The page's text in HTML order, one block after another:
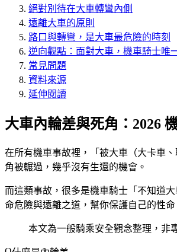
絕對別待在大車轉彎內側
遠離大車的原則
路口與轉彎，是大車最危險的時刻
逆向觀點：面對大車，機車騎士
常見問題
資料來源
延伸閱讀
大車內輪差與死角：2026
在所有機車事故裡，「被大車（大卡車
角被輾過，幾乎沒有生還的機會。
而這類事故，很多是機車騎士「不知道
命危險與遠離之道，幫你保護自己的性命
本文為一般騎乘安全觀念整理，非